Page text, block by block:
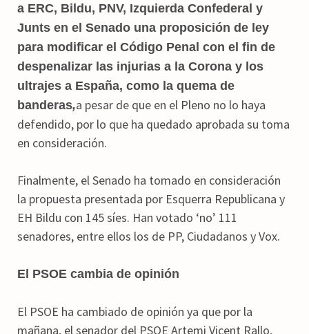
a ERC, Bildu, PNV, Izquierda Confederal y
Junts en el Senado una proposición de ley
para modificar el Código Penal con el fin de
despenalizar las injurias a la Corona y los
ultrajes a España, como la quema de
banderas,a pesar de que en el Pleno no lo haya
defendido, por lo que ha quedado aprobada su toma
en consideración.
Finalmente, el Senado ha tomado en consideración
la propuesta presentada por Esquerra Republicana y
EH Bildu con 145 síes. Han votado ‘no’ 111
senadores, entre ellos los de PP, Ciudadanos y Vox.
El PSOE cambia de opinión
El PSOE ha cambiado de opinión ya que por la
mañana, el senador del PSOE Artemi Vicent Rallo,